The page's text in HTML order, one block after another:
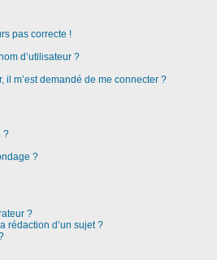
pas correcte !
d’utilisateur ?
il m’est demandé de me connecter ?
?
?
?
rédaction d’un sujet ?